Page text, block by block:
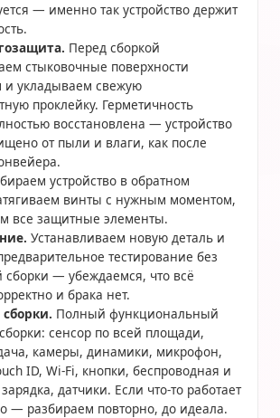
— именно так устройство держит
Перед сборкой
стыковочные поверхности
и укладываем свежую
проклейку. Герметичность
восстановлена — устройство
от пыли и влаги, как после
устройство в обратном
винты с нужным моментом,
все защитные элементы.
Устанавливаем новую деталь и
тестирование без
— убеждаемся, что всё
и брака нет.
сборки. Полный функциональный
сенсор по всей площади,
камеры, динамики, микрофон,
ID, Wi-Fi, кнопки, беспроводная и
датчики. Если что-то работает
— разбираем повторно, до идеала.